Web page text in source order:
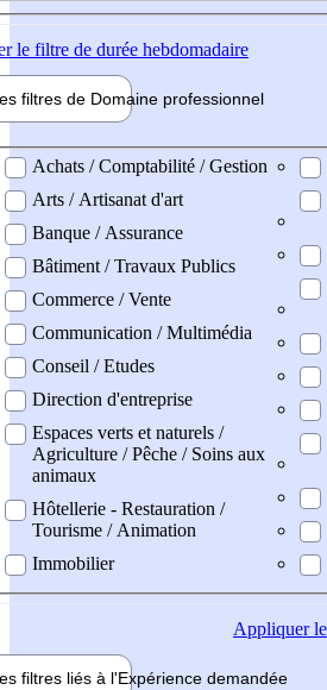
le filtre de durée hebdomadaire
filtres de Domaine professionnel
professionel
Achats / Comptabilité / Gestion
Arts / Artisanat d'art
Banque / Assurance
Bâtiment / Travaux Publics
Commerce / Vente
Communication / Multimédia
Conseil / Etudes
Direction d'entreprise
Espaces verts et naturels /
Agriculture / Pêche / Soins aux
animaux
Hôtellerie - Restauration /
Tourisme / Animation
Immobilier
Appliquerle
filtres liés à l'Expérience demandée